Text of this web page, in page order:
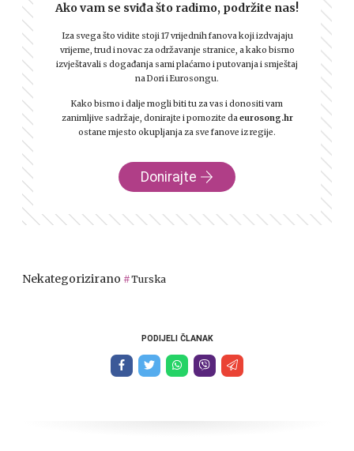
Ako vam se sviđa što radimo, podržite nas!
Iza svega što vidite stoji 17 vrijednih fanova koji izdvajaju
vrijeme, trud i novac za održavanje stranice, a kako bismo
izvještavali s događanja sami plaćamo i putovanja i smještaj
na Dori i Eurosongu.
Kako bismo i dalje mogli biti tu za vas i donositi vam
zanimljive sadržaje, donirajte i pomozite daeurosong.hr
ostane mjesto okupljanja za sve fanove iz regije.
Donirajte
Nekategorizirano Turska
PODIJELI ČLANAK